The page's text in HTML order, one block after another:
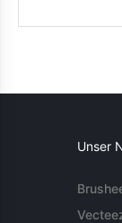
Unser